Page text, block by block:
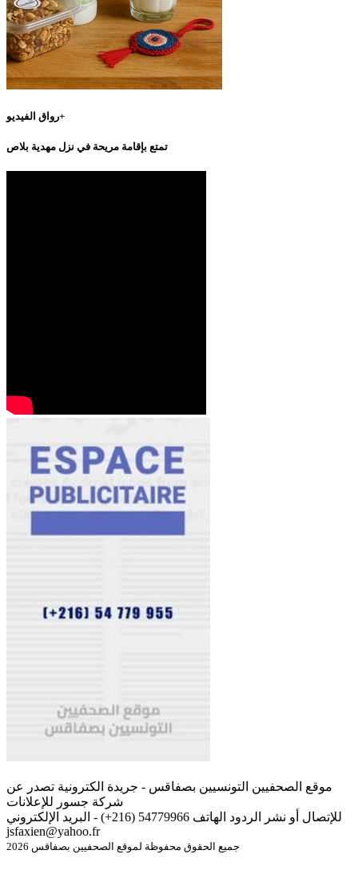
رواق الفيديو+
تمتع بإقامة مريحة في نزل مهدية بلاص
موقع الصحفيين التونسيين بصفاقس - جريدة الكترونية تصدر عن
شركة جسور للإعلانات
للإتصال أو نشر الردود الهاتف 54779966 (216+) - البريد الإلكتروني
jsfaxien@yahoo.fr
جميع الحقوق محفوظة لموقع الصحفيين بصفاقس 2026